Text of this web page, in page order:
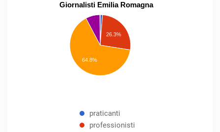
Giornalisti Emilia Romagna
26.3%
64.8%
praticanti
professionisti